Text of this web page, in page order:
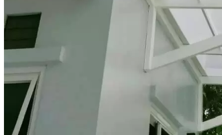
Socket Union SCG AW
Socket Push In SCG AW
Saddle Clip SCG AW
Reducing Tee SCG AW
Reducing Socket SCG AW
Reducing Faucet SCG AW
Reducing Elbow 90′ SCG AW
Pipe Clip SCG AW
Socket with PVC Flange SCG AW
Faucet Tee SCG AW
Faucet Tee dengan Lapisan Logam di dalam SCG AW
Faucet Socket SCG AW
Faucet Elbow 90′ dengan Lapisan Logam di dalam